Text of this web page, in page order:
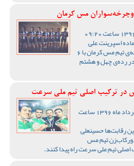
مس کرمان
اسپرینت علی
علی‌عسگری رکاب‌زن شایسته‌ی تیم مس کرمان با 6
رده‌ی چهل و هشتم
در ترکیب اصلی تیم ملی سرعت
چهارشنبه 17 خرداد ماه 1396 ساعت
رقابت‌ها حسینعلی
تیم مس
تیم ملی سرعت راه پیدا کنند.